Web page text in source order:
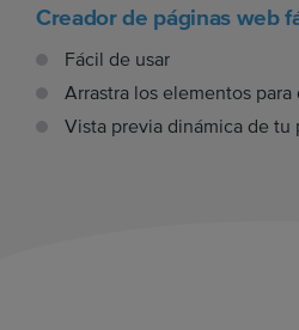
Creador de páginas web
Fácil de usar
Arrastra los elementos para
Vista previa dinámica de tu